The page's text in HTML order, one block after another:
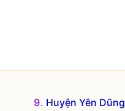
Huyện Yên Dũng